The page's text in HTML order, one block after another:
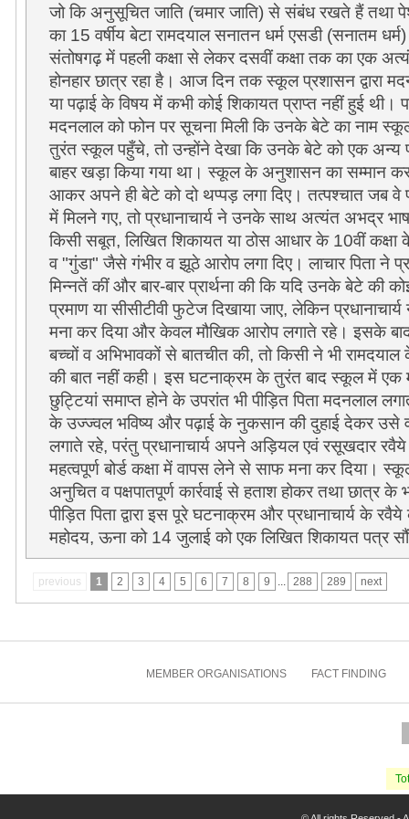
जो कि अनुसूचित जाति (चमार जाति) से संबंध रखते हैं तथा
का 15 वर्षीय बेटा रामदयाल सनातन धर्म एसडी (सनातम
संतोषगढ़ में पहली कक्षा से लेकर दसवीं कक्षा तक का एक
होनहार छात्र रहा है। आज दिन तक स्कूल प्रशासन द्वारा
या पढ़ाई के विषय में कभी कोई शिकायत प्राप्त नहीं हुई
मदनलाल को फोन पर सूचना मिली कि उनके बेटे का नाम
तुरंत स्कूल पहुँचे, तो उन्होंने देखा कि उनके बेटे को एक
बाहर खड़ा किया गया था। स्कूल के अनुशासन का सम्मान
आकर अपने ही बेटे को दो थप्पड़ लगा दिए। तत्पश्चात जब वे
में मिलने गए, तो प्रधानाचार्य ने उनके साथ अत्यंत अभद्र
किसी सबूत, लिखित शिकायत या ठोस आधार के 10वीं
व "गुंडा" जैसे गंभीर व झूठे आरोप लगा दिए। लाचार पिता ने
मिन्नतें कीं और बार-बार प्रार्थना की कि यदि उनके बेटे की
प्रमाण या सीसीटीवी फुटेज दिखाया जाए, लेकिन
मना कर दिया और केवल मौखिक आरोप लगाते रहे। इसके
बच्चों व अभिभावकों से बातचीत की, तो किसी ने भी
की बात नहीं कही। इस घटनाक्रम के तुरंत बाद स्कूल में एक
छुट्टियां समाप्त होने के उपरांत भी पीड़ित पिता मदनलाल
के उज्ज्वल भविष्य और पढ़ाई के नुकसान की दुहाई देकर उसे
लगाते रहे, परंतु प्रधानाचार्य अपने अड़ियल एवं रसूखदार
महत्वपूर्ण बोर्ड कक्षा में वापस लेने से साफ मना कर दिया।
अनुचित व पक्षपातपूर्ण कार्रवाई से हताश होकर तथा छात्र के
पीड़ित पिता द्वारा इस पूरे घटनाक्रम और प्रधानाचार्य के
महोदय, ऊना को 14 जुलाई को एक लिखित शिकायत पत्र
previous 1 2 3 4 5 6 7 8 9 ... 288 289 next
MEMBER ORGANISATIONS FACT FINDING